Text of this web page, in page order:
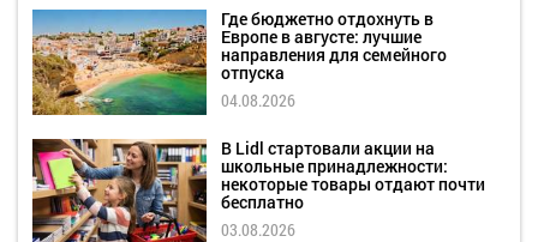
Где бюджетно отдохнуть в
Европе в августе: лучшие
направления для семейного
отпуска
04.08.2026
В Lidl стартовали акции на
школьные принадлежности:
некоторые товары отдают почти
бесплатно
03.08.2026